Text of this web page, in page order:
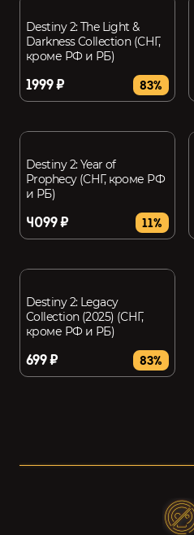
Destiny 2: The Light &
Darkness Collection (СНГ,
кроме РФ и РБ)
1999 ₽ 83%
Destiny 2: Year of
Prophecy (СНГ, кроме РФ
и РБ)
4099 ₽ 11%
Destiny 2: Legacy
Collection (2025) (СНГ,
кроме РФ и РБ)
699 ₽ 83%